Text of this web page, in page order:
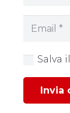
Salva
Invia